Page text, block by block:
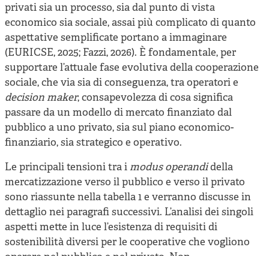
privati sia un processo, sia dal punto di vista
economico sia sociale, assai più complicato di quanto
aspettative semplificate portano a immaginare
(EURICSE, 2025; Fazzi, 2026). È fondamentale, per
supportare l’attuale fase evolutiva della cooperazione
sociale, che via sia di conseguenza, tra operatori e
decision maker, consapevolezza di cosa significa
passare da un modello di mercato finanziato dal
pubblico a uno privato, sia sul piano economico-
finanziario, sia strategico e operativo.
Le principali tensioni tra imodus operandidella
mercatizzazione verso il pubblico e verso il privato
sono riassunte nella tabella 1 e verranno discusse in
dettaglio nei paragrafi successivi. L’analisi dei singoli
aspetti mette in luce l’esistenza di requisiti di
sostenibilità diversi per le cooperative che vogliono